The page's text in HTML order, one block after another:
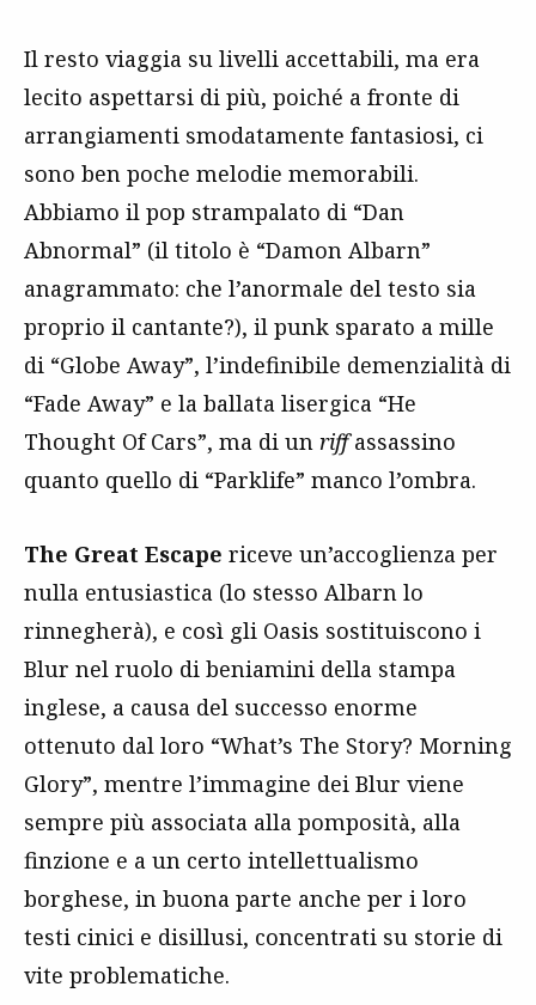
Il resto viaggia su livelli accettabili, ma era
lecito aspettarsi di più, poiché a fronte di
arrangiamenti smodatamente fantasiosi, ci
sono ben poche melodie memorabili.
Abbiamo il pop strampalato di “Dan
Abnormal” (il titolo è “Damon Albarn”
anagrammato: che l’anormale del testo sia
proprio il cantante?), il punk sparato a mille
di “Globe Away”, l’indefinibile demenzialità di
“Fade Away” e la ballata lisergica “He
Thought Of Cars”, ma di un riffassassino
quanto quello di “Parklife” manco l’ombra.
The Great Escape riceve un’accoglienza per
nulla entusiastica (lo stesso Albarn lo
rinnegherà), e così gli Oasis sostituiscono i
Blur nel ruolo di beniamini della stampa
inglese, a causa del successo enorme
ottenuto dal loro “What’s The Story? Morning
Glory”, mentre l’immagine dei Blur viene
sempre più associata alla pomposità, alla
finzione e a un certo intellettualismo
borghese, in buona parte anche per i loro
testi cinici e disillusi, concentrati su storie di
vite problematiche.